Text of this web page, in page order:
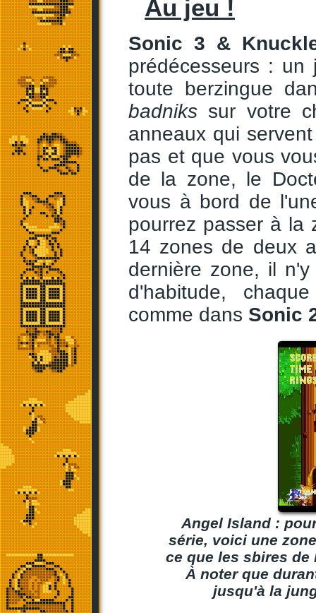
Au jeu !
Sonic 3 &
prédécesseurs :
toute berzingue
badniks sur votre
anneaux qui
pas et que vous
de la zone, le
vous à bord de
pourrez passer à la
14 zones de deux
dernière zone, il
d'habitude,
comme dans Sonic
Angel Island :
série, voici une
ce que les sbires de
À noter que
jusqu'à la